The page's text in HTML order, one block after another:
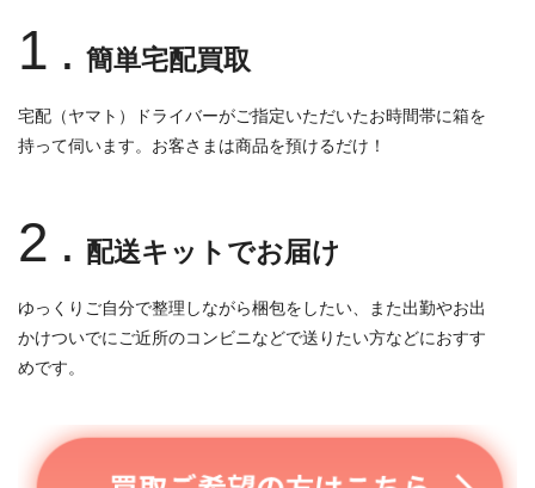
1.簡単宅配買取
宅配（ヤマト）ドライバーがご指定いただいたお時間帯に箱を
持って伺います。お客さまは商品を預けるだけ！
2. 配送キットでお届け
ゆっくりご自分で整理しながら梱包をしたい、また出勤やお出
かけついでにご近所のコンビニなどで送りたい方などにおすす
めです。